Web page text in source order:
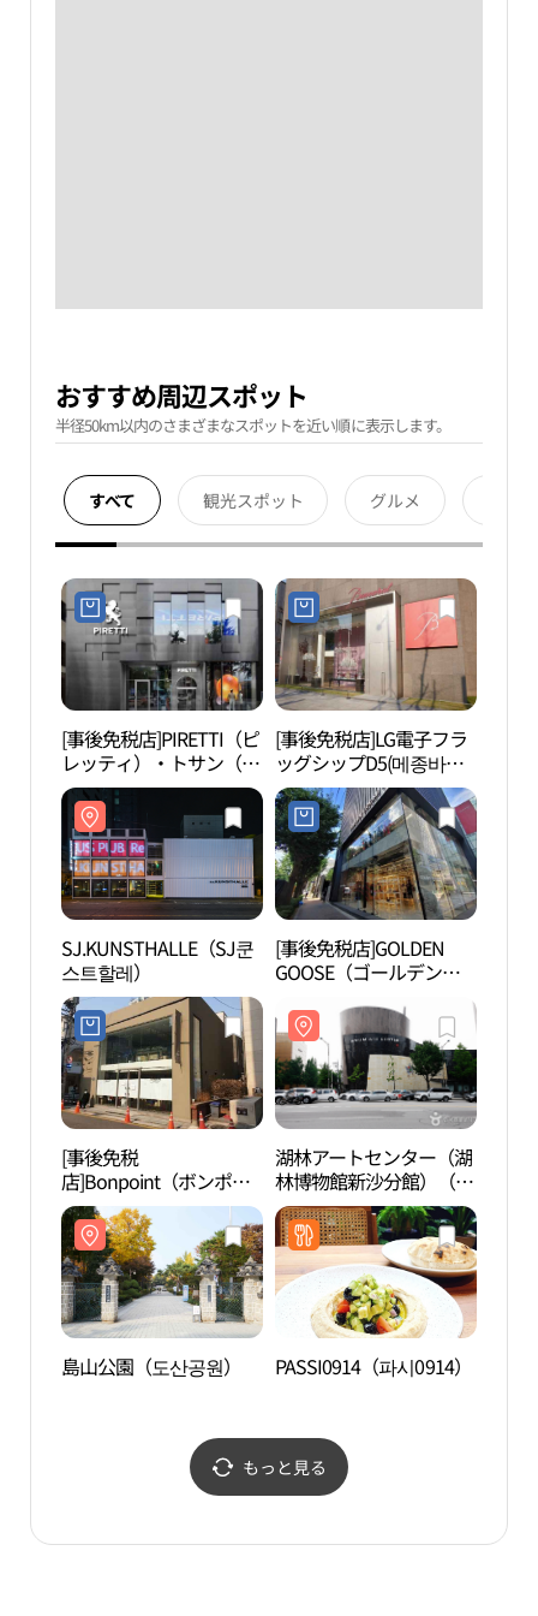
おすすめ周辺スポット
半径50km以内のさまざまなスポットを近い順に表示します。
すべて 観光スポット グルメ
[事後免税店]PIRETTI（ピ
レッティ）・トサン（島
山）フラッグショップ
(피레티 도산FLAGSHOP)
[事後免税店]LG電子フラ
ッグシップD5(메종바카
라서울)
SJ.KUNSTHALLE（SJ쿤
스트할레）
[事後免税店]GOLDEN
GOOSE（ゴールデング
シップ(골든구스 서울 플
래그십)
[事後免税
店]Bonpoint（ボンポワ
ン ）・トサン（島山）
店(봉쁘앙 도산점)
湖林アートセンター（湖
林博物館新沙分館）（호
림아트센터（호림박물관
신사분관））
島山公園（도산공원） PASSI0914（파시0914）
もっと見る